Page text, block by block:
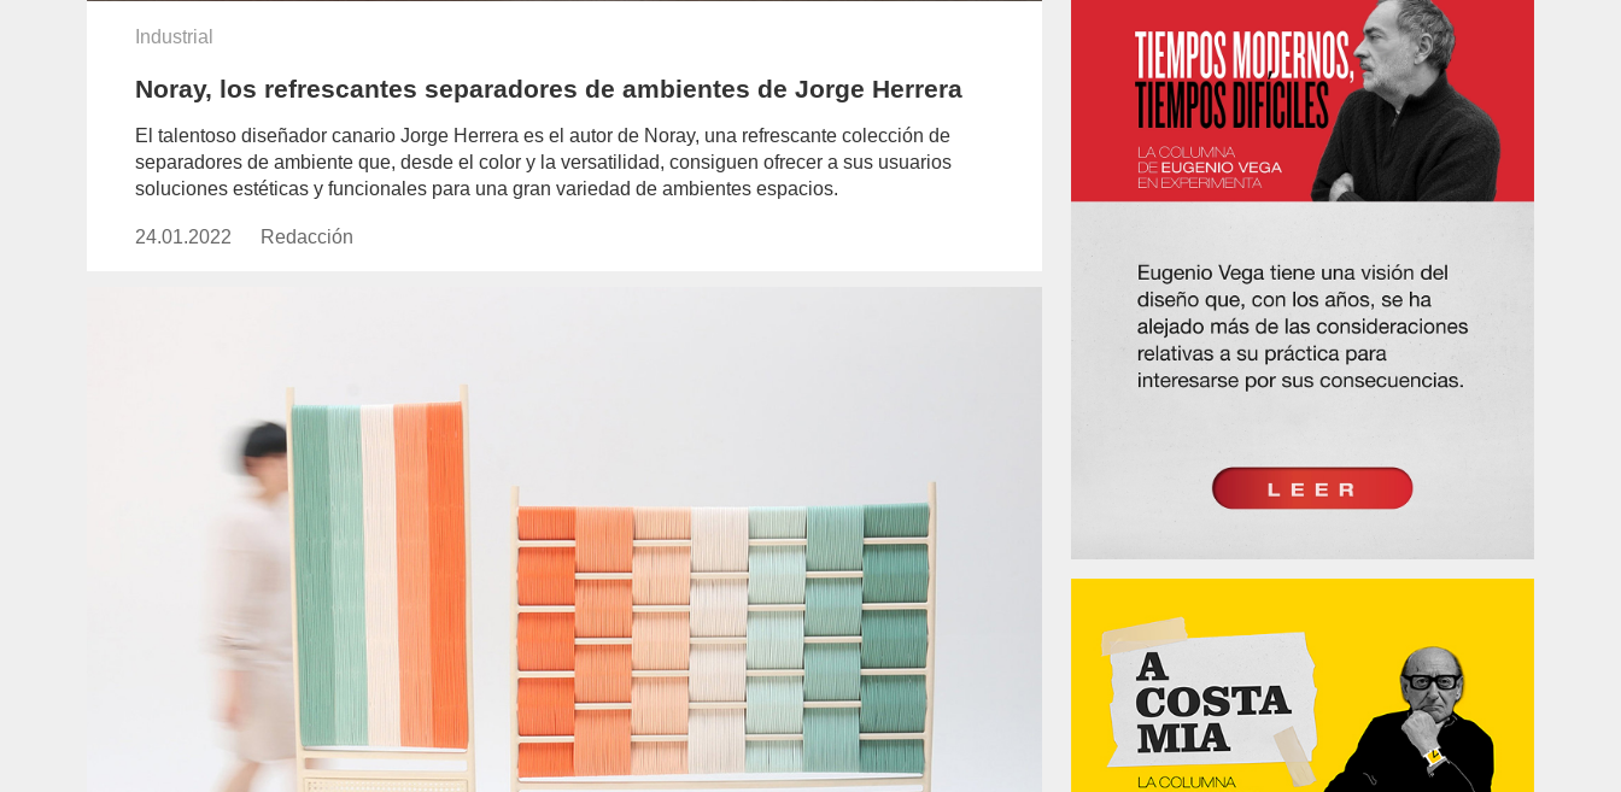
Industrial
Noray, los refrescantes separadores de ambientes de Jorge Herrera
El talentoso diseñador canario Jorge Herrera es el autor de Noray, una refrescante colección de
separadores de ambiente que, desde el color y la versatilidad, consiguen ofrecer a sus usuarios
soluciones estéticas y funcionales para una gran variedad de ambientes espacios.
Publicado
24.01.2022 https://www.experimenta.es/author/redaccion/
Redacción